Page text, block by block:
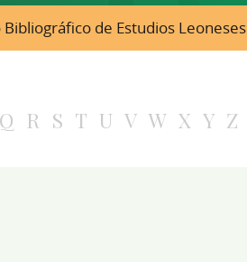
de Estudios Leoneses
Q R S T U V W X Y Z